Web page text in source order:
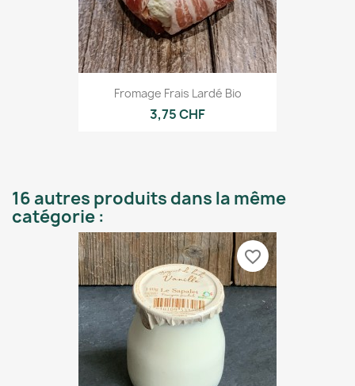
Fromage Frais Lardé Bio
3,75 CHF
16 autres produits dans la même
catégorie :
favorite_border